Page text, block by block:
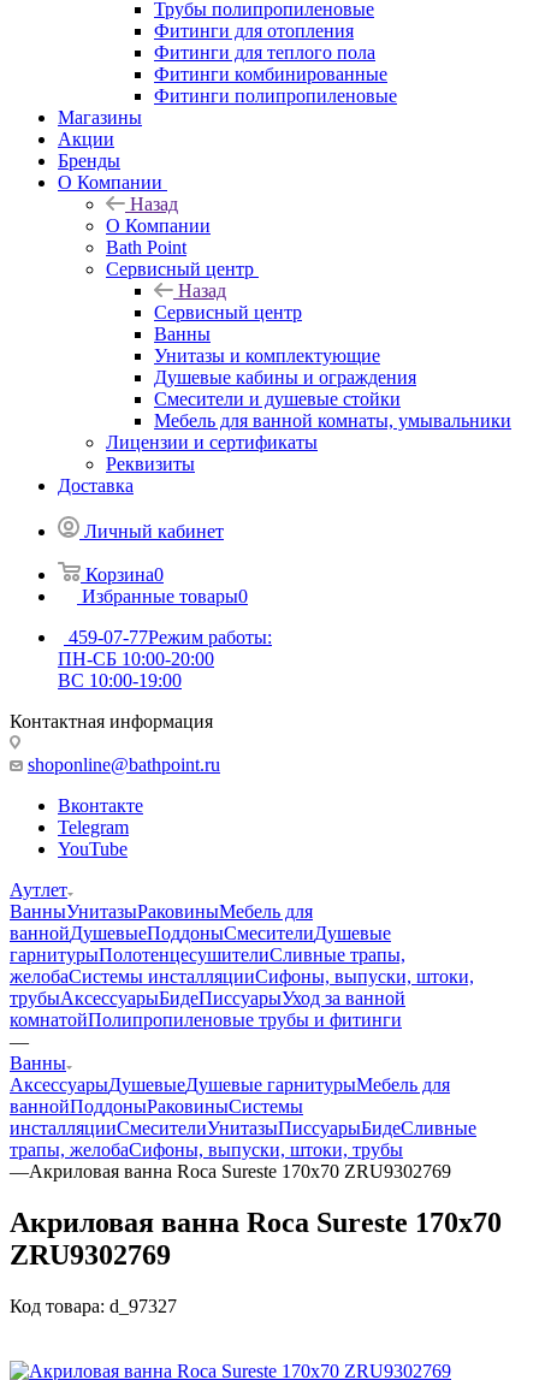
Трубы полипропиленовые
Фитинги для отопления
Фитинги для теплого пола
Фитинги комбинированные
Фитинги полипропиленовые
Магазины
Акции
Бренды
О Компании
Назад
О Компании
Bath Point
Сервисный центр
Назад
Сервисный центр
Ванны
Унитазы и комплектующие
Душевые кабины и ограждения
Смесители и душевые стойки
Мебель для ванной комнаты, умывальники
Лицензии и сертификаты
Реквизиты
Доставка
Личный кабинет
Корзина0
Избранные товары0
459-07-77Режим работы:
ПН-СБ 10:00-20:00
ВС 10:00-19:00
Контактная информация
shoponline@bathpoint.ru
Вконтакте
Telegram
YouTube
Аутлет
ВанныУнитазыРаковиныМебель для
ваннойДушевыеПоддоныСмесителиДушевые
гарнитурыПолотенцесушителиСливные трапы,
желобаСистемы инсталляцииСифоны, выпуски, штоки,
трубыАксессуарыБидеПиссуарыУход за ванной
комнатойПолипропиленовые трубы и фитинги
—
Ванны
АксессуарыДушевыеДушевые гарнитурыМебель для
ваннойПоддоныРаковиныСистемы
инсталляцииСмесителиУнитазыПиссуарыБидеСливные
трапы, желобаСифоны, выпуски, штоки, трубы
—Акриловая ванна Roca Sureste 170x70 ZRU9302769
Акриловая ванна Roca Sureste 170x70
ZRU9302769
Код товара: d_97327